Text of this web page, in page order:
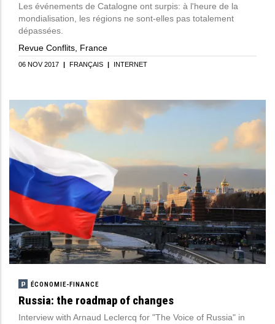
Les événements de Catalogne ont surpis: à l'heure de la
mondialisation, les régions ne sont-elles pas totalement
dépassées.
Revue Conflits, France
06 NOV 2017 | FRANÇAIS | INTERNET
ÉCONOMIE-FINANCE
Russia: the roadmap of changes
Interview with Arnaud Leclercq for "The Voice of Russia" in